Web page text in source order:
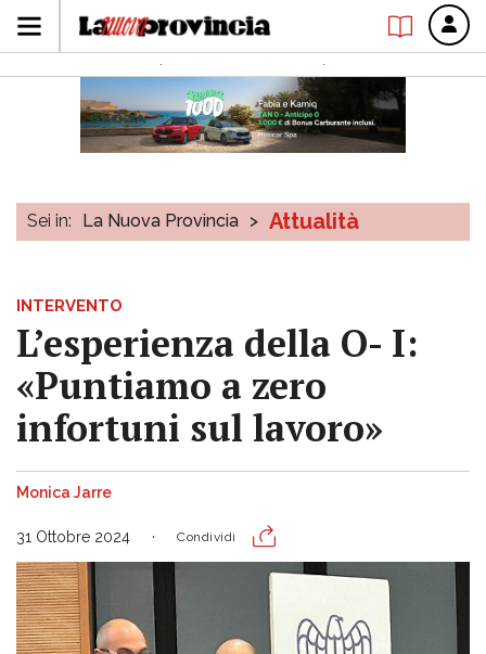
Sei in: La Nuova Provincia > Attualità
INTERVENTO
L’esperienza della O- I:
«Puntiamo a zero
infortuni sul lavoro»
Monica Jarre
31 Ottobre 2024 Condividi